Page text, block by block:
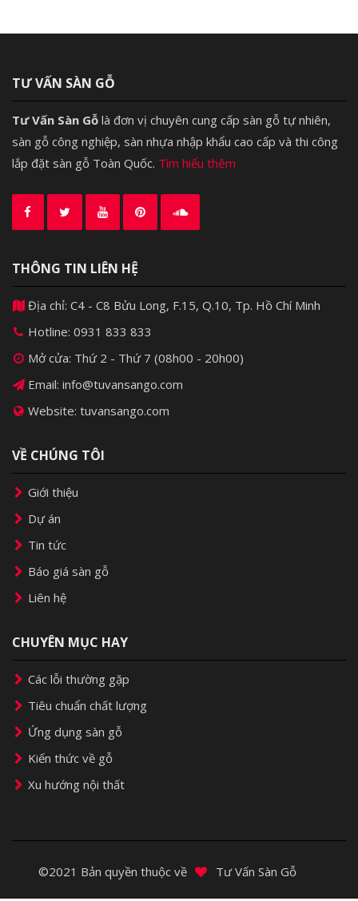
TƯ VẤN SÀN GỖ
Tư Vấn Sàn Gỗ là đơn vị chuyên cung cấp sàn gỗ tự nhiên,
sàn gỗ công nghiệp, sàn nhựa nhập khẩu cao cấp và thi công
lắp đặt sàn gỗ Toàn Quốc. Tìm hiểu thêm
THÔNG TIN LIÊN HỆ
Địa chỉ: C4 - C8 Bửu Long, F.15, Q.10, Tp. Hồ Chí Minh
Hotline: 0931 833 833
Mở cửa: Thứ 2 - Thứ 7 (08h00 - 20h00)
Email: info@tuvansango.com
Website: tuvansango.com
VỀ CHÚNG TÔI
Giới thiệu
Dự án
Tin tức
Báo giá sàn gỗ
Liên hệ
CHUYÊN MỤC HAY
Các lỗi thường gặp
Tiêu chuẩn chất lượng
Ứng dụng sàn gỗ
Kiến thức về gỗ
Xu hướng nội thất
©2021 Bản quyền thuộc về Tư Vấn Sàn Gỗ